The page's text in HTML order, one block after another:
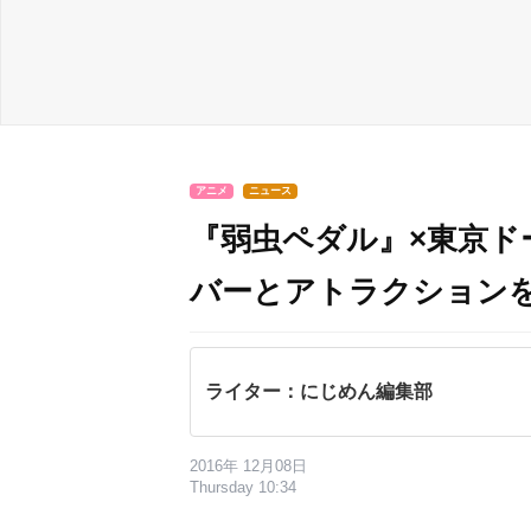
アニメ ニュース
『弱虫ペダル』×東京
バーとアトラクション
ライター：にじめん編集部
2016年 12月08日
Thursday 10:34